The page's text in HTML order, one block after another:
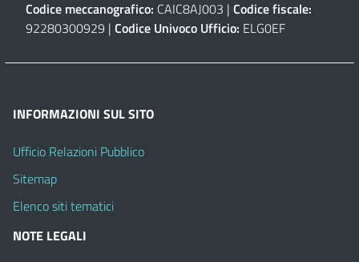
Codice meccanografico: CAIC8AJ003 | Codice fiscale:
92280300929 | Codice Univoco Ufficio: ELG0EF
INFORMAZIONI SUL SITO
Ufficio Relazioni Pubblico
Sitemap
Elenco siti tematici
NOTE LEGALI